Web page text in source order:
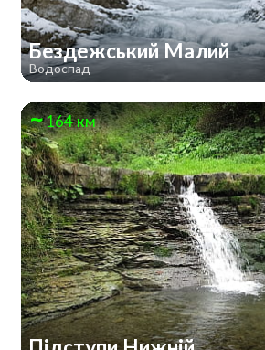
Бездежський Малий
Водоспад
164 км